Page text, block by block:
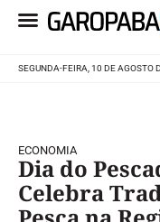
SEGUNDA-FEIRA, 10 DE AGOSTO
ECONOMIA
Dia do
Celebra